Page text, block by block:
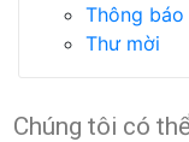
Thông báo
Thư mời
Chúng tôi có